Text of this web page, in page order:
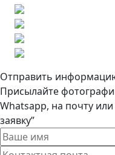
Отправить
Присылайте
Whatsapp, на почту
заявку”